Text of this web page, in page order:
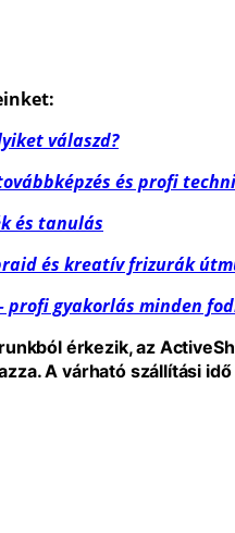
válaszd?
és profi
és tanulás
és kreatív frizurák
gyakorlás minden
érkezik, az
A várható szállítási